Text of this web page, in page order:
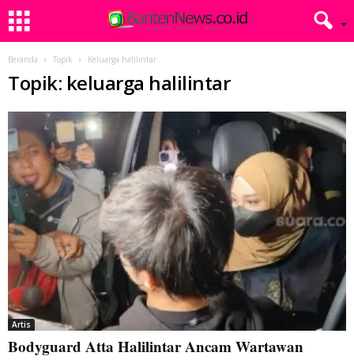
Beranda Topik Keluarga halilintar
Topik: keluarga halilintar
Artis
Bodyguard Atta Halilintar Ancam Wartawan